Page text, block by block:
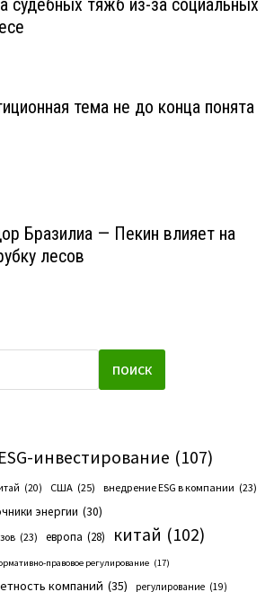
судебных тяжб из-за социальных
тема не до конца понята
Бразилиа — Пекин влияет на
лесов
ПОИСК
ESG-инвестирование (107)
(20) США (25) внедрение ESG в компании (23)
энергии (30)
(23) европа (28) китай (102)
правовое регулирование (17)
компаний (35) регулирование (19)